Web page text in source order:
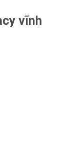
vĩnh